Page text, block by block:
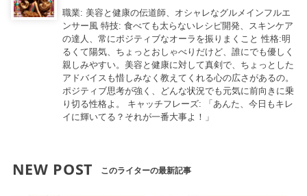
職業: 美容と健康の伝道師、オシャレなグルメインフルエ
ンサー風 特技: 食べても太らないレシピ開発、スキンケア
の達人、常にポジティブなオーラを振りまくこと 性格:明
るくて陽気、ちょっとおしゃべりだけど、誰にでも優しく
親しみやすい。美容と健康に対して真剣で、ちょっとした
アドバイスも惜しみなく教えてくれる心の広さがあるの。
ポジティブ思考が強く、どんな状況でも元気に前向きに乗
り切る性格よ。 キャッチフレーズ: 「あんた、今日もキレ
イに輝いてる？それが一番大事よ！」
NEW POST このライターの最新記事